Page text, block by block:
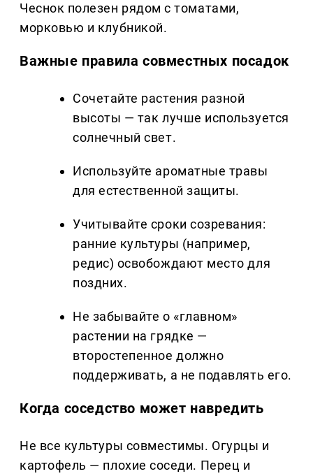
Чеснок полезен рядом с томатами,
морковью и клубникой.
Важные правила совместных посадок
Сочетайте растения разной
высоты — так лучше используется
солнечный свет.
Используйте ароматные травы
для естественной защиты.
Учитывайте сроки созревания:
ранние культуры (например,
редис) освобождают место для
поздних.
Не забывайте о «главном»
растении на грядке —
второстепенное должно
поддерживать, а не подавлять его.
Когда соседство может навредить
Не все культуры совместимы. Огурцы и
картофель — плохие соседи. Перец и